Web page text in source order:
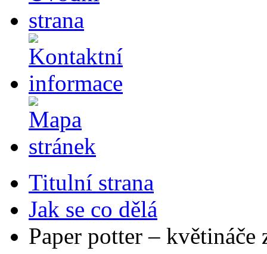
Titulní strana
Jak se co dělá
Paper potter – květináče